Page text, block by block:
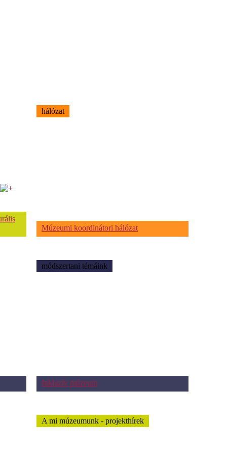
hálózat
Múzeumi koordinátori hálózat
módszertani témáink
Inkluzív múzeum
A mi múzeumunk - projekthírek